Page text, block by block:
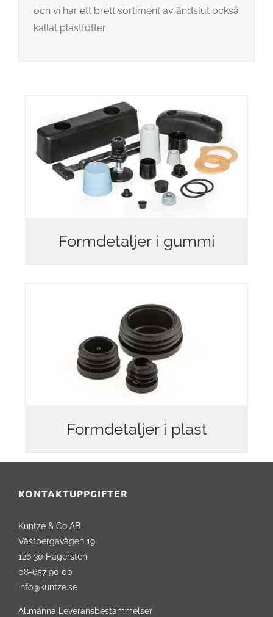
och vi har ett brett sortiment av ändslut också
kallat plastfötter
Formdetaljer i gummi
Formdetaljer i plast
KONTAKTUPPGIFTER
Kuntze & Co AB
Västbergavägen 19
126 30 Hägersten
08-657 90 00
info@kuntze.se
Allmänna Leveransbestämmelser